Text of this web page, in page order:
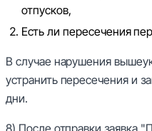
отпусков,
Есть ли пересечения
В случае нарушения
устранить пересечения и
дни.